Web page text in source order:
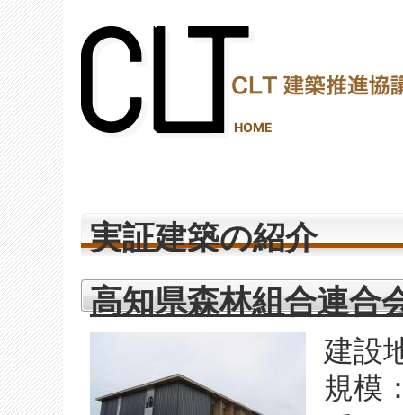
HOME
実証建築の紹介
高知県森林組合連合
建設
規模